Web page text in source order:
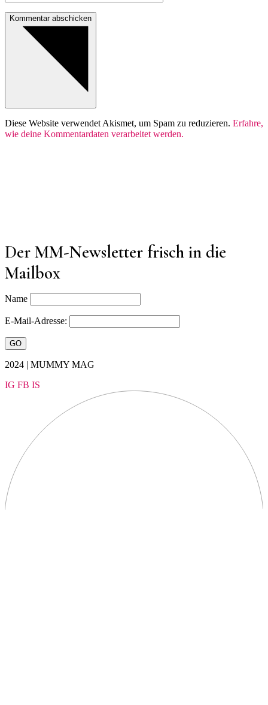
Kommentar abschicken
Diese Website verwendet Akismet, um Spam zu reduzieren. Erfahre,
wie deine Kommentardaten verarbeitet werden.
Der MM-Newsletter frisch in die
Mailbox
Name
E-Mail-Adresse:
2024 | MUMMY MAG
IG FB IS